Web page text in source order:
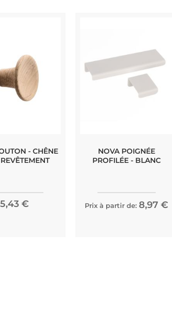
- CHÊNE
5,43 €
NOVA POIGNÉE
PROFILÉE - BLANC
Prix à partir de: 8,97 €